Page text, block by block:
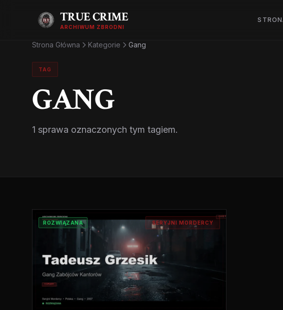
TRUE CRIME
ARCHIWUM ZBRODNI
Strona Główna Kategorie Gang
TAG
GANG
1 sprawa oznaczonych tym tagiem.
ROZWIĄZANA SERYJNI MORDERCY